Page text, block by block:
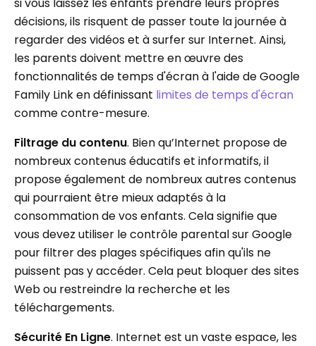
décisions, ils risquent de passer toute la journée à
regarder des vidéos et à surfer sur Internet. Ainsi,
les parents doivent mettre en œuvre des
fonctionnalités de temps d'écran à l'aide de Google
Family Link en définissant limites de temps d'écran
comme contre-mesure.
Filtrage du contenu. Bien qu’Internet propose de
nombreux contenus éducatifs et informatifs, il
propose également de nombreux autres contenus
qui pourraient être mieux adaptés à la
consommation de vos enfants. Cela signifie que
vous devez utiliser le contrôle parental sur Google
pour filtrer des plages spécifiques afin qu'ils ne
puissent pas y accéder. Cela peut bloquer des sites
Web ou restreindre la recherche et les
téléchargements.
Sécurité En Ligne. Internet est un vaste espace, les